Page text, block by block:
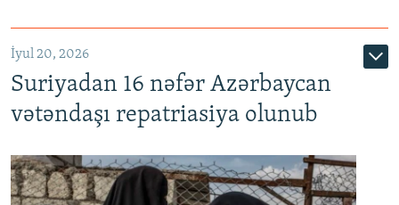
Auto
İyul 20, 2026
Suriyadan 16 nəfər Azərbaycan
vətəndaşı repatriasiya olunub